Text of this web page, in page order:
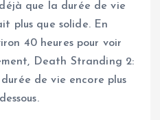
que la durée de vie
plus que solide. En
40 heures pour voir
Death Stranding 2:
de vie encore plus